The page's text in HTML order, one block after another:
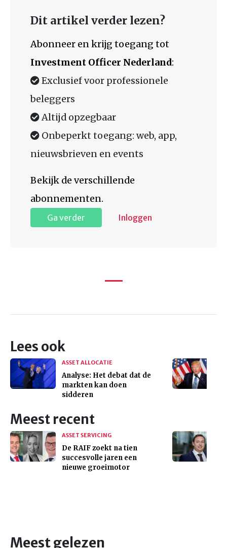
Dit artikel verder lezen?
Abonneer en krijg toegang tot
Investment Officer Nederland:
Exclusief voor professionele
beleggers
Altijd opzegbaar
Onbeperkt toegang: web, app,
nieuwsbrieven en events
Bekijk de verschillende
abonnementen.
Ga verder Inloggen
Lees ook
ASSET ALLOCATIE
Analyse: Het debat dat de
markten kan doen
sidderen
Meest recent
ASSET SERVICING
De RAIF zoekt na tien
succesvolle jaren een
nieuwe groeimotor
Meest gelezen